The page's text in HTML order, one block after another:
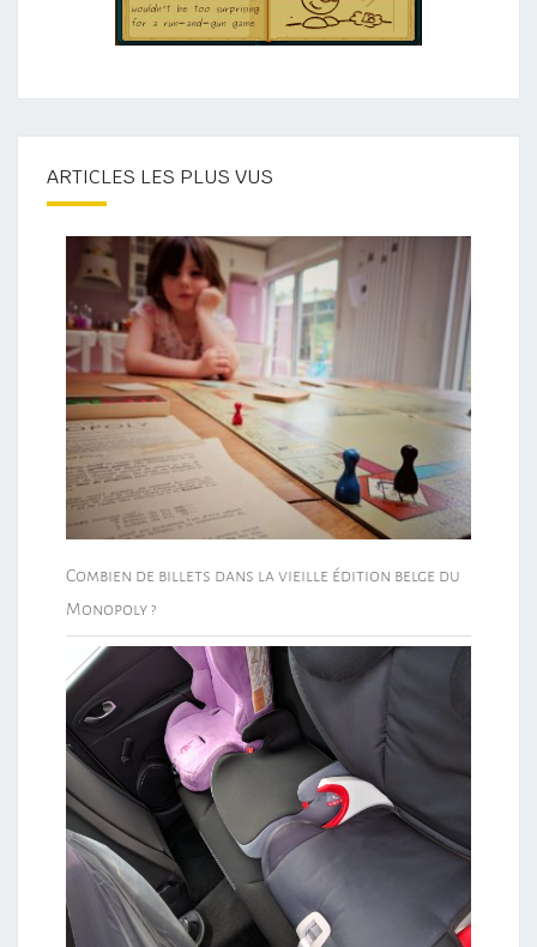
ARTICLES LES PLUS VUS
Combien de billets dans la vieille édition belge du
Monopoly ?